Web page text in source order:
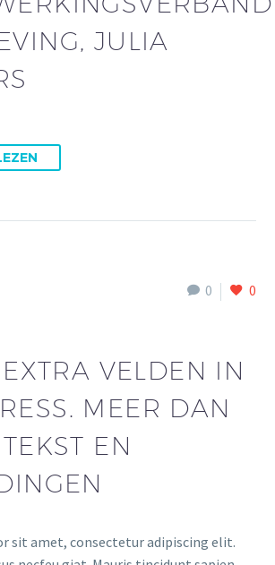
JULIA
0 0
EXTRA VELDEN IN
MEER DAN
EN
sit amet, consectetur adipiscing elit.